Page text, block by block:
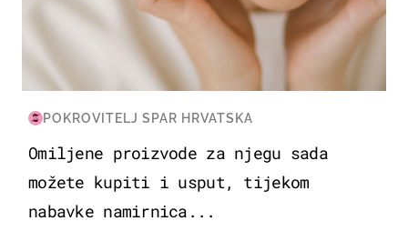
POKROVITELJ SPAR HRVATSKA
Omiljene proizvode za njegu sada
možete kupiti i usput, tijekom
nabavke namirnica...